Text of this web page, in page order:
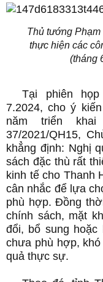
Thủ tướng Phạm
thực hiện các
(tháng
Tại phiên
7.2024, cho ý
năm triển
37/2021/QH15,
khẳng định: Nghị
sách đặc thù rất
kinh tế cho Thanh
cân nhắc để lựa
phù hợp. Đồng
chính sách, mặt
đổi, bổ sung
chưa phù hợp,
quả thực sự.